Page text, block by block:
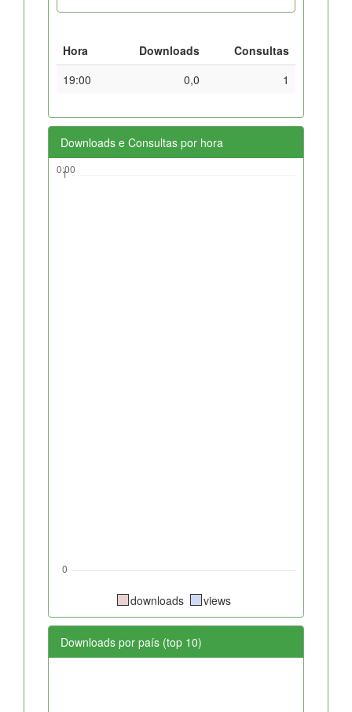
Hora Downloads
Consultas
19:00
0,0 1
Downloads e Consultas por hora
downloads views
Downloads por país (top 10)